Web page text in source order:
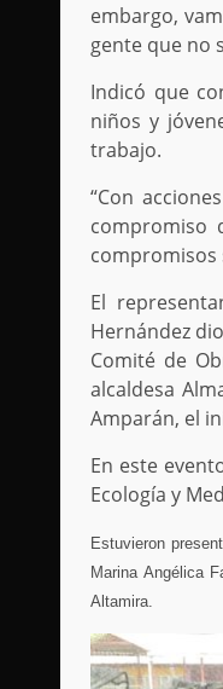
embargo,
gente que no
Indicó que
niños y
trabajo.
“Con
compromiso
compromisos
El
Hernández
Comité de
alcaldesa
Amparán, el
En este
Ecología y
Estuvieron
Marina Angélica
Altamira.